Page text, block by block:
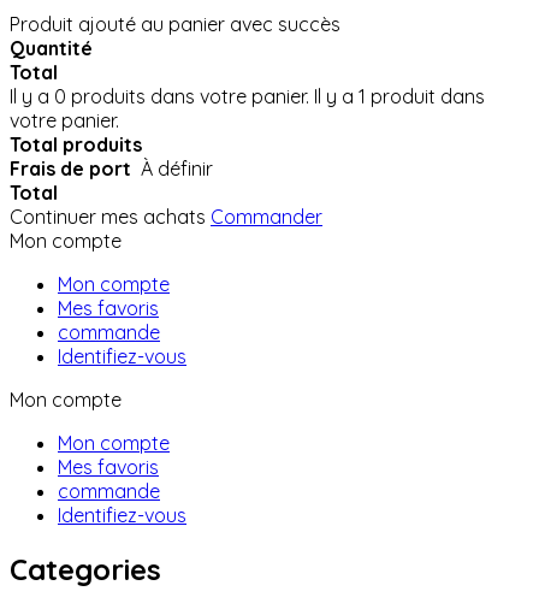
Produit ajouté au panier avec succès
Quantité
Total
Il y a 0 produits dans votre panier. Il y a 1 produit dans
votre panier.
Total produits
Frais de port À définir
Total
Continuer mes achats Commander
Mon compte
Mon compte
Mes favoris
commande
Identifiez-vous
Mon compte
Mon compte
Mes favoris
commande
Identifiez-vous
Categories